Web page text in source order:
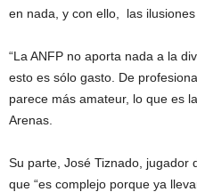
en nada, y con ello, las
“La ANFP no aporta nada a la
esto es sólo gasto. De
parece más amateur, lo que es
Arenas.
Su parte, José Tiznado, jugador
que “es complejo porque ya